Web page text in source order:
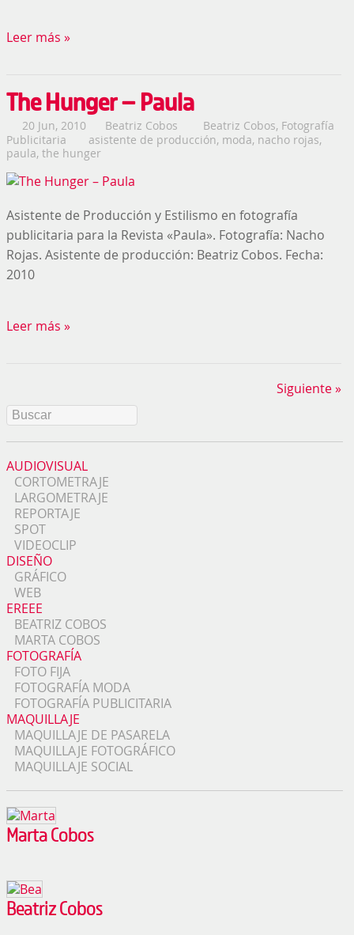
Leer más »
The Hunger – Paula
20 Jun, 2010 Beatriz Cobos Beatriz Cobos, Fotografía
Publicitaria
asistente de producción, moda, nacho rojas,
paula, the hunger
Asistente de Producción y Estilismo en fotografía
publicitaria para la Revista «Paula». Fotografía: Nacho
Rojas. Asistente de producción: Beatriz Cobos. Fecha:
2010
Leer más »
Siguiente »
AUDIOVISUAL
CORTOMETRAJE
LARGOMETRAJE
REPORTAJE
SPOT
VIDEOCLIP
DISEÑO
GRÁFICO
WEB
EREEE
BEATRIZ COBOS
MARTA COBOS
FOTOGRAFÍA
FOTO FIJA
FOTOGRAFÍA MODA
FOTOGRAFÍA PUBLICITARIA
MAQUILLAJE
MAQUILLAJE DE PASARELA
MAQUILLAJE FOTOGRÁFICO
MAQUILLAJE SOCIAL
Marta Cobos
Beatriz Cobos